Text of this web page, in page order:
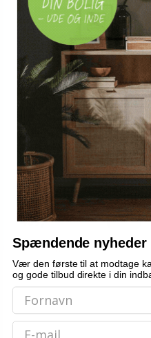
ProPlus hjulkapsler 4 stk.
Terra 14" sølvfarvet og sort
684,-
409,- Vis
Udsolgt
Spændende
Vær den første til at modtage
og gode tilbud direkte i din
Email